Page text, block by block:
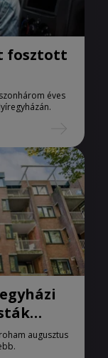
fosztott
éves
augusztus